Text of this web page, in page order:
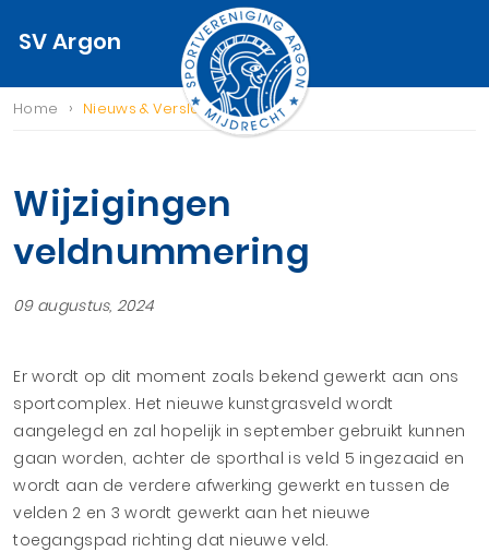
SV Argon
Home › Nieuws & Verslagen
Wijzigingen
veldnummering
09 augustus, 2024
Er wordt op dit moment zoals bekend gewerkt aan ons
sportcomplex. Het nieuwe kunstgrasveld wordt
aangelegd en zal hopelijk in september gebruikt kunnen
gaan worden, achter de sporthal is veld 5 ingezaaid en
wordt aan de verdere afwerking gewerkt en tussen de
velden 2 en 3 wordt gewerkt aan het nieuwe
toegangspad richting dat nieuwe veld.